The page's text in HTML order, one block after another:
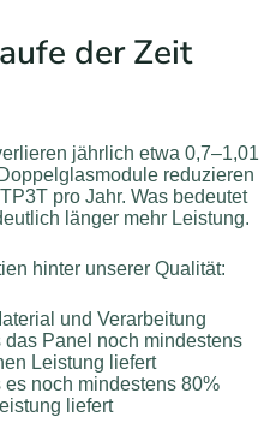
der Zeit
jährlich etwa 0,7–1,01
reduzieren
pro Jahr. Was bedeutet
länger mehr Leistung.
hinter unserer Qualität:
und Verarbeitung
das Panel noch mindestens
Leistung liefert
noch mindestens 80%
liefert